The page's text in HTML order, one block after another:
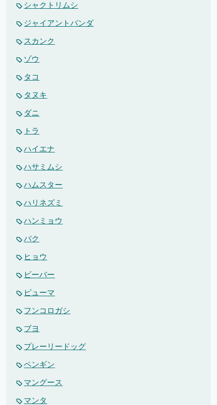
シャクトリムシ
ジャイアントパンダ
スカンク
ゾウ
タコ
タヌキ
ダニ
トラ
ハイエナ
ハサミムシ
ハムスター
ハリネズミ
ハンミョウ
バク
ヒョウ
ビーバー
ピューマ
フンコロガシ
ブヨ
プレーリードッグ
ペンギン
マングース
マンタ